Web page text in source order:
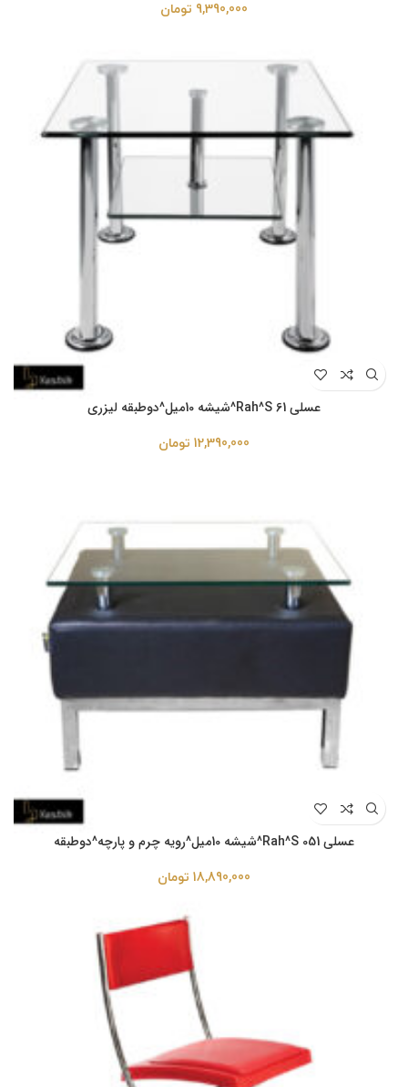
9,390,000 تومان
عسلی Rah^S 61^شیشه 10میل^دوطبقه لیزری
12,390,000 تومان
عسلی Rah^S 051^شیشه 10میل^رویه چرم و پارچه^دوطبقه
18,890,000 تومان